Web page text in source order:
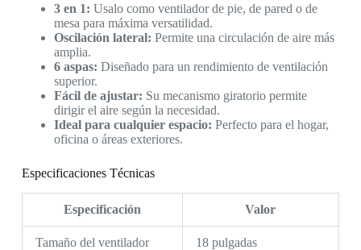
3 en 1: Usalo como ventilador de pie, de pared o de
mesa para máxima versatilidad.
Oscilación lateral: Permite una circulación de aire más
amplia.
6 aspas: Diseñado para un rendimiento de ventilación
superior.
Fácil de ajustar: Su mecanismo giratorio permite
dirigir el aire según la necesidad.
Ideal para cualquier espacio: Perfecto para el hogar,
oficina o áreas exteriores.
Especificaciones Técnicas
Especificación Valor
Tamaño del ventilador 18 pulgadas